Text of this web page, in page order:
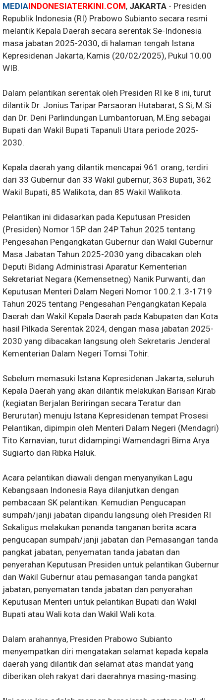
MEDIAINDONESIATERKINI.COM, JAKARTA - Presiden
Republik Indonesia (RI) Prabowo Subianto secara resmi
melantik Kepala Daerah secara serentak Se-Indonesia
masa jabatan 2025-2030, di halaman tengah Istana
Kepresidenan Jakarta, Kamis (20/02/2025), Pukul 10.00
WIB.
Dalam pelantikan serentak oleh Presiden RI ke 8 ini, turut
dilantik Dr. Jonius Taripar Parsaoran Hutabarat, S.Si, M.Si
dan Dr. Deni Parlindungan Lumbantoruan, M.Eng sebagai
Bupati dan Wakil Bupati Tapanuli Utara periode 2025-
2030.
Kepala daerah yang dilantik mencapai 961 orang, terdiri
dari 33 Gubernur dan 33 Wakil gubernur, 363 Bupati, 362
Wakil Bupati, 85 Walikota, dan 85 Wakil Walikota.
Pelantikan ini didasarkan pada Keputusan Presiden
(Presiden) Nomor 15P dan 24P Tahun 2025 tentang
Pengesahan Pengangkatan Gubernur dan Wakil Gubernur
Masa Jabatan Tahun 2025-2030 yang dibacakan oleh
Deputi Bidang Administrasi Aparatur Kementerian
Sekretariat Negara (Kemensetneg) Nanik Purwanti, dan
Keputusan Menteri Dalam Negeri Nomor 100.2.1.3-1719
Tahun 2025 tentang Pengesahan Pengangkatan Kepala
Daerah dan Wakil Kepala Daerah pada Kabupaten dan Kota
hasil Pilkada Serentak 2024, dengan masa jabatan 2025-
2030 yang dibacakan langsung oleh Sekretaris Jenderal
Kementerian Dalam Negeri Tomsi Tohir.
Sebelum memasuki Istana Kepresidenan Jakarta, seluruh
Kepala Daerah yang akan dilantik melakukan Barisan Kirab
(kegiatan Berjalan Beriringan secara Teratur dan
Berurutan) menuju Istana Kepresidenan tempat Prosesi
Pelantikan, dipimpin oleh Menteri Dalam Negeri (Mendagri)
Tito Karnavian, turut didampingi Wamendagri Bima Arya
Sugiarto dan Ribka Haluk.
Acara pelantikan diawali dengan menyanyikan Lagu
Kebangsaan Indonesia Raya dilanjutkan dengan
pembacaan SK pelantikan. Kemudian Pengucapan
sumpah/janji jabatan dipandu langsung oleh Presiden RI
Sekaligus melakukan penanda tanganan berita acara
pengucapan sumpah/janji jabatan dan Pemasangan tanda
pangkat jabatan, penyematan tanda jabatan dan
penyerahan Keputusan Presiden untuk pelantikan Gubernur
dan Wakil Gubernur atau pemasangan tanda pangkat
jabatan, penyematan tanda jabatan dan penyerahan
Keputusan Menteri untuk pelantikan Bupati dan Wakil
Bupati atau Wali kota dan Wakil Wali kota.
Dalam arahannya, Presiden Prabowo Subianto
menyempatkan diri mengatakan selamat kepada kepala
daerah yang dilantik dan selamat atas mandat yang
diberikan oleh rakyat dari daerahnya masing-masing.